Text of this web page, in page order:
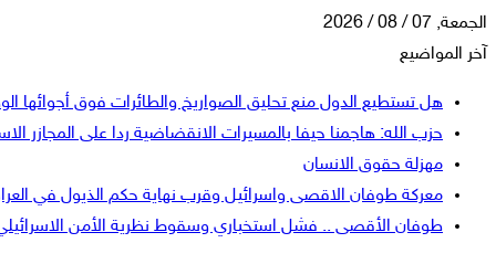
الجمعة, 07 / 08 / 2026
آخر المواضيع
هل تستطيع الدول منع تحليق الصواريخ والطائرات فوق أجوائها
حزب الله: هاجمنا حيفا بالمسيرات الانقضاضية ردا على المجازر
مهزلة حقوق الانسان
معركة طوفان الاقصى واسرائيل وقرب نهاية حكم الذيول في
طوفان الأقصى .. فشل استخباري وسقوط نظرية الأمن